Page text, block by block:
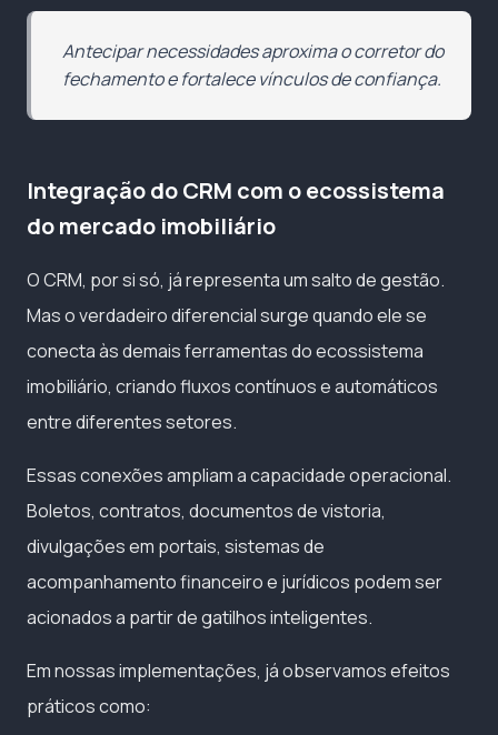
Antecipar necessidades aproxima o corretor do
fechamento e fortalece vínculos de confiança.
Integração do CRM com o ecossistema
do mercado imobiliário
O CRM, por si só, já representa um salto de gestão.
Mas o verdadeiro diferencial surge quando ele se
conecta às demais ferramentas do ecossistema
imobiliário, criando fluxos contínuos e automáticos
entre diferentes setores.
Essas conexões ampliam a capacidade operacional.
Boletos, contratos, documentos de vistoria,
divulgações em portais, sistemas de
acompanhamento financeiro e jurídicos podem ser
acionados a partir de gatilhos inteligentes.
Em nossas implementações, já observamos efeitos
práticos como: